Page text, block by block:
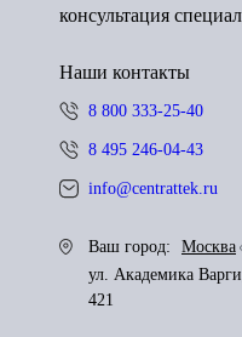
консультация
Наши контакты
8 800 333-25-40
8 495 246-04-43
info@centrattek.ru
Ваш город:
Москва
ул. Академика
421